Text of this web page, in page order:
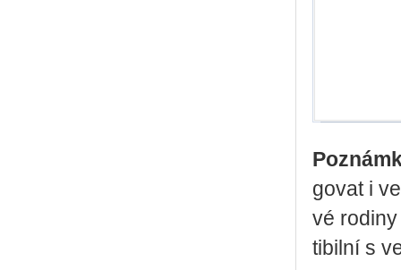
go­vat i
vé
ti­bil­ní s